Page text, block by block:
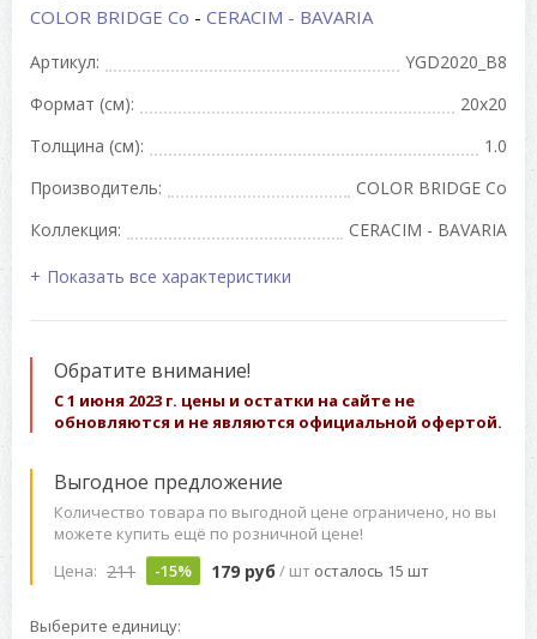
COLOR BRIDGE Co - CERACIM - BAVARIA
Артикул:
YGD2020_B8
Формат (см):
20x20
Толщина (см):
1.0
Производитель:
COLOR BRIDGE Co
Коллекция:
CERACIM - BAVARIA
Показать все характеристики
Обратите внимание!
С 1 июня 2023 г. цены и остатки на сайте не
обновляются и не являются официальной офертой.
Выгодное предложение
Количество товара по выгодной цене ограничено, но вы
можете купить ещё по розничной цене!
Цена: 211 -15% 179 руб / шт осталось 15 шт
Выберите единицу: